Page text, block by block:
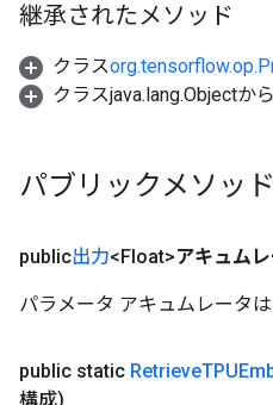
継承されたメソッド
クラス
クラスjava.lang.Objectから
パブリックメソッド
public出力<Float>アキュム
パラメータ アキュムレータ
public static Retrieve
構成)